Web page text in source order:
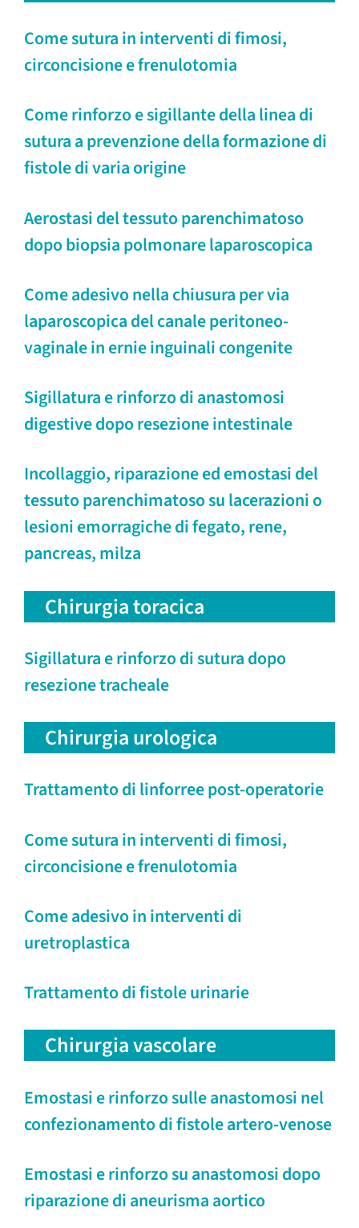
Come sutura in interventi di fimosi,
circoncisione e frenulotomia
Come rinforzo e sigillante della linea di
sutura a prevenzione della formazione di
fistole di varia origine
Aerostasi del tessuto parenchimatoso
dopo biopsia polmonare laparoscopica
Come adesivo nella chiusura per via
laparoscopica del canale peritoneo-
vaginale in ernie inguinali congenite
Sigillatura e rinforzo di anastomosi
digestive dopo resezione intestinale
Incollaggio, riparazione ed emostasi del
tessuto parenchimatoso su lacerazioni o
lesioni emorragiche di fegato, rene,
pancreas, milza
Chirurgia toracica
Sigillatura e rinforzo di sutura dopo
resezione tracheale
Chirurgia urologica
Trattamento di linforree post-operatorie
Come sutura in interventi di fimosi,
circoncisione e frenulotomia
Come adesivo in interventi di
uretroplastica
Trattamento di fistole urinarie
Chirurgia vascolare
Emostasi e rinforzo sulle anastomosi nel
confezionamento di fistole artero-venose
Emostasi e rinforzo su anastomosi dopo
riparazione di aneurisma aortico